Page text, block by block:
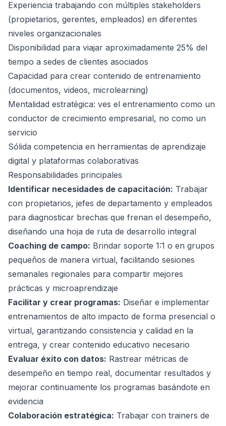
Experiencia trabajando con múltiples stakeholders
(propietarios, gerentes, empleados) en diferentes
niveles organizacionales
Disponibilidad para viajar aproximadamente 25% del
tiempo a sedes de clientes asociados
Capacidad para crear contenido de entrenamiento
(documentos, videos, microlearning)
Mentalidad estratégica: ves el entrenamiento como un
conductor de crecimiento empresarial, no como un
servicio
Sólida competencia en herramientas de aprendizaje
digital y plataformas colaborativas
Responsabilidades principales
Identificar necesidades de capacitación: Trabajar
con propietarios, jefes de departamento y empleados
para diagnosticar brechas que frenan el desempeño,
diseñando una hoja de ruta de desarrollo integral
Coaching de campo: Brindar soporte 1:1 o en grupos
pequeños de manera virtual, facilitando sesiones
semanales regionales para compartir mejores
prácticas y microaprendizaje
Facilitar y crear programas: Diseñar e implementar
entrenamientos de alto impacto de forma presencial o
virtual, garantizando consistencia y calidad en la
entrega, y crear contenido educativo necesario
Evaluar éxito con datos: Rastrear métricas de
desempeño en tiempo real, documentar resultados y
mejorar continuamente los programas basándote en
evidencia
Colaboración estratégica: Trabajar con trainers de